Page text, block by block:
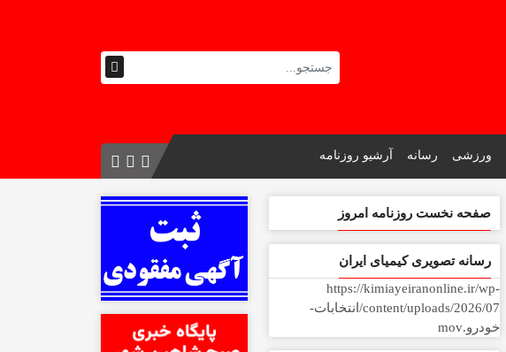
ورزشی رسانه آرشیو روزنامه
صفحه نخست روزنامه امروز
رسانه تصویری کیمیای ایران
https://kimiayeiranonline.ir/wp-
content/uploads/2026/07/انتخابات-
خودرو.mov